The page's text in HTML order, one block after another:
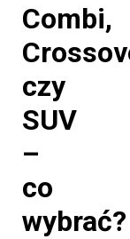
Combi,
czy
SUV
–
co
wybrać?